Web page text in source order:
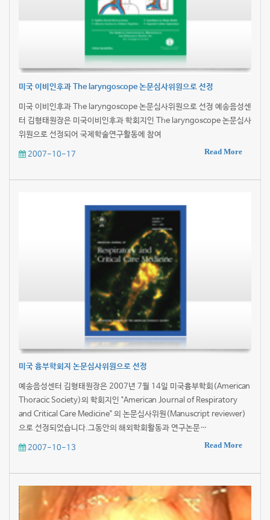
미국 이비인후과 The laryngoscope 논문심사위원으로 선정
미국 이비인후과 The laryngoscope 논문심사위원으로 선정 예송음성센
터 김형태원장은 미국이비인후과 학회지인 The laryngoscope 논문심사
위원으로 선정되어 국제학술연구활동에 참여
2007-10-17 Read More
미국 흉부학회지 논문심사위원으로 선정
예송음성센터 김형태원장은 2007년 7월 14일 미국흉부학회(American
Thoracic Society)의 학회지인 "American Journal of Respiratory
and Critical Care Medicine" 의 논문심사위원(Manuscript reviewer)
으로 선정되었습니다.그동안의 해외학회활동과 연구논문…
2007-10-13 Read More